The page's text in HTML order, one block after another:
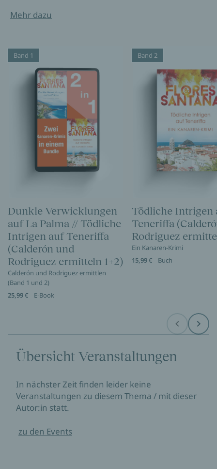
Mehr dazu
Band 1
Dunkle Verwicklungen
auf La Palma // Tödliche
Intrigen auf Teneriffa
(Calderón und
Rodriguez ermitteln 1+2)
Calderón und Rodriguez ermittlen
(Band 1 und 2)
25,99 €
E-Book
Band 2
Tödliche Intrigen
Teneriffa
Rodriguez
Ein Kanaren-Krimi
15,99 €
Buch
Before Next
Übersicht Veranstaltungen
In nächster Zeit finden leider keine
Veranstaltungen zu diesem Thema / mit dieser
Autor:in statt.
zu den Events